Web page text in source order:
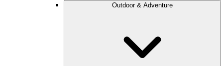
Outdoor & Adventure